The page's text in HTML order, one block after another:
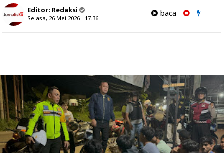
Editor: Redaksi
Selasa, 26 Mei 2026 - 17.36
baca